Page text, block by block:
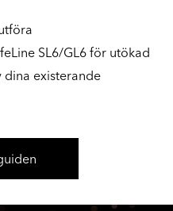
SL6/GL6 för utökad
existerande